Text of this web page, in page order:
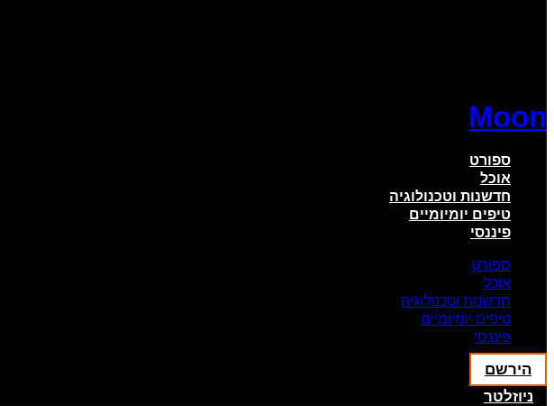
Moon
ספורט
אוכל
חדשנות וטכנולוגיה
טיפים יומיומיים
פיננסי
ספורט
אוכל
חדשנות וטכנולוגיה
טיפים יומיומיים
פיננסי
הירשם
ניוזלטר